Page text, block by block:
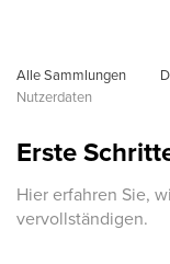
Alle Sammlungen
Nutzerdaten
Erste
Hier erfahren Sie,
vervollständigen.